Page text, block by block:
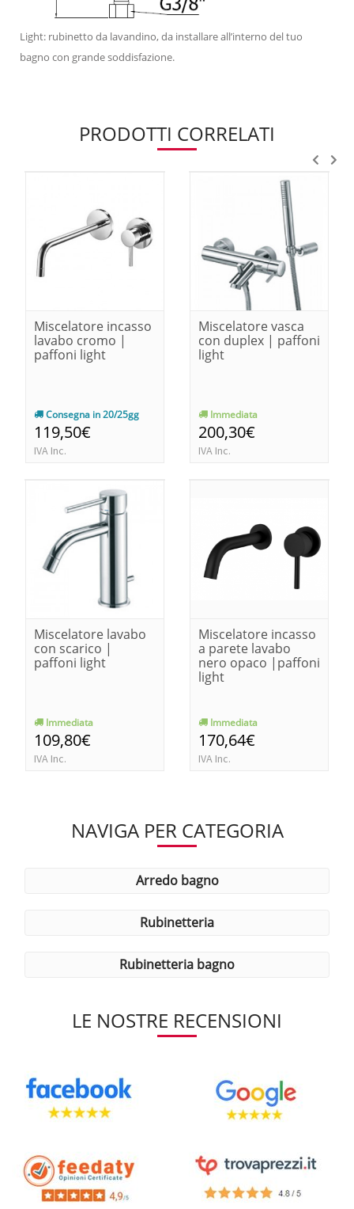
Light: rubinetto da lavandino, da installare all’interno del tuo
bagno con grande soddisfazione.
PRODOTTI CORRELATI
Miscelatore incasso
lavabo cromo |
paffoni light
Consegna in 20/25gg
119,50€
IVA Inc.
Miscelatore vasca
con duplex | paffoni
light
Immediata
200,30€
IVA Inc.
Miscelatore lavabo
con scarico |
paffoni light
Immediata
109,80€
IVA Inc.
Miscelatore incasso
a parete lavabo
nero opaco |paffoni
light
Immediata
170,64€
IVA Inc.
NAVIGA PER CATEGORIA
arredo bagno
rubinetteria
rubinetteria bagno
LE NOSTRE RECENSIONI